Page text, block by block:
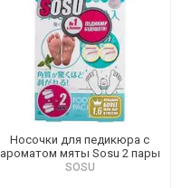
Носочки для педикюра с
ароматом мяты Sosu 2 пары
SOSU